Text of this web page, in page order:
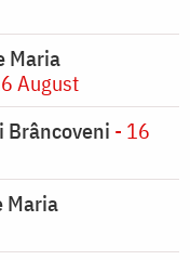
Maria
August
- 16
Maria